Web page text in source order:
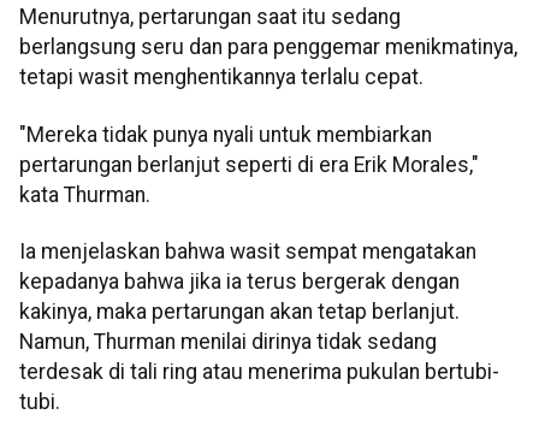
Menurutnya, pertarungan saat itu sedang
berlangsung seru dan para penggemar menikmatinya,
tetapi wasit menghentikannya terlalu cepat.
"Mereka tidak punya nyali untuk membiarkan
pertarungan berlanjut seperti di era Erik Morales,"
kata Thurman.
Ia menjelaskan bahwa wasit sempat mengatakan
kepadanya bahwa jika ia terus bergerak dengan
kakinya, maka pertarungan akan tetap berlanjut.
Namun, Thurman menilai dirinya tidak sedang
terdesak di tali ring atau menerima pukulan bertubi-
tubi.